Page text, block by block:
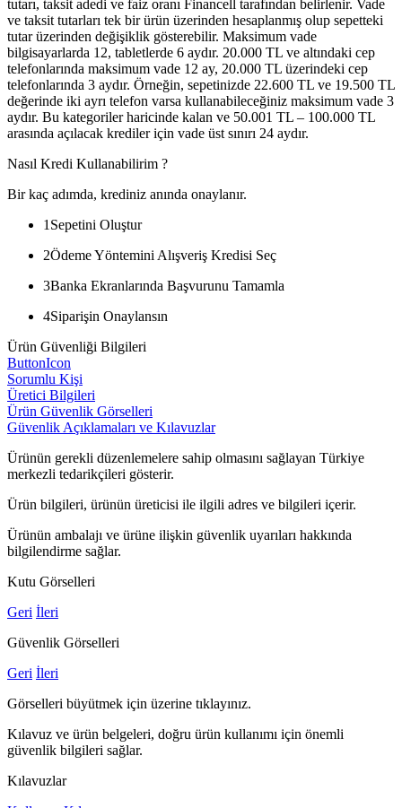
tutarı, taksit adedi ve faiz oranı Financell tarafından belirlenir. Vade
ve taksit tutarları tek bir ürün üzerinden hesaplanmış olup sepetteki
tutar üzerinden değişiklik gösterebilir. Maksimum vade
bilgisayarlarda 12, tabletlerde 6 aydır. 20.000 TL ve altındaki cep
telefonlarında maksimum vade 12 ay, 20.000 TL üzerindeki cep
telefonlarında 3 aydır. Örneğin, sepetinizde 22.600 TL ve 19.500 TL
değerinde iki ayrı telefon varsa kullanabileceğiniz maksimum vade 3
aydır. Bu kategoriler haricinde kalan ve 50.001 TL – 100.000 TL
arasında açılacak krediler için vade üst sınırı 24 aydır.
Nasıl Kredi Kullanabilirim ?
Bir kaç adımda, krediniz anında onaylanır.
1 Sepetini Oluştur
2Ödeme Yöntemini Alışveriş Kredisi Seç
3Banka Ekranlarında Başvurunu Tamamla
4Siparişin Onaylansın
Ürün Güvenliği Bilgileri
ButtonIcon
Sorumlu Kişi
Üretici Bilgileri
Ürün Güvenlik Görselleri
Güvenlik Açıklamaları ve Kılavuzlar
Ürünün gerekli düzenlemelere sahip olmasını sağlayan Türkiye
merkezli tedarikçileri gösterir.
Ürün bilgileri, ürünün üreticisi ile ilgili adres ve bilgileri içerir.
Ürünün ambalajı ve ürüne ilişkin güvenlik uyarıları hakkında
bilgilendirme sağlar.
Kutu Görselleri
Geri İleri
Güvenlik Görselleri
Geri İleri
Görselleri büyütmek için üzerine tıklayınız.
Kılavuz ve ürün belgeleri, doğru ürün kullanımı için önemli
güvenlik bilgileri sağlar.
Kılavuzlar